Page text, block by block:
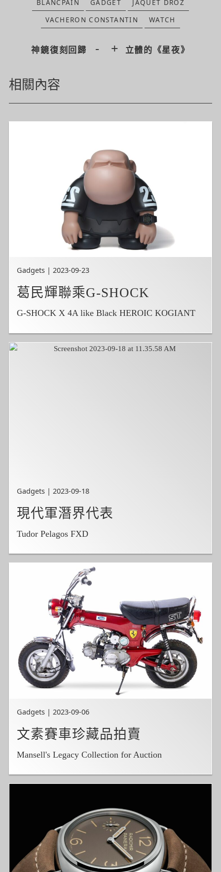
BLANCPAIN GADGET
JAQUET DROZ
VACHERON CONSTANTIN
WATCH
神鏡復刻回歸 - + 立體的《星夜》
相關內容
Gadgets | 2023-09-23
葛民輝聯乘G-SHOCK
G-SHOCK X 4A like Black HEROIC KOGIANT
Gadgets | 2023-09-18
現代軍潛界代表
Tudor Pelagos FXD
Gadgets | 2023-09-06
文素賽車珍藏品拍賣
Mansell's Legacy Collection for Auction